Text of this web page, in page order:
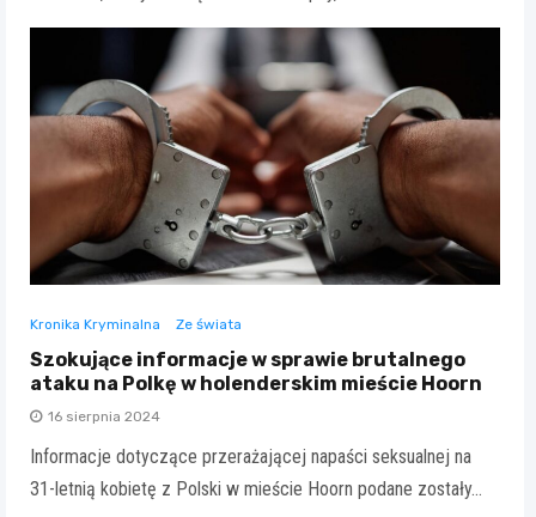
Kronika Kryminalna Ze świata
Szokujące informacje w sprawie brutalnego
ataku na Polkę w holenderskim mieście Hoorn
16 sierpnia 2024
Informacje dotyczące przerażającej napaści seksualnej na
31-letnią kobietę z Polski w mieście Hoorn podane zostały…